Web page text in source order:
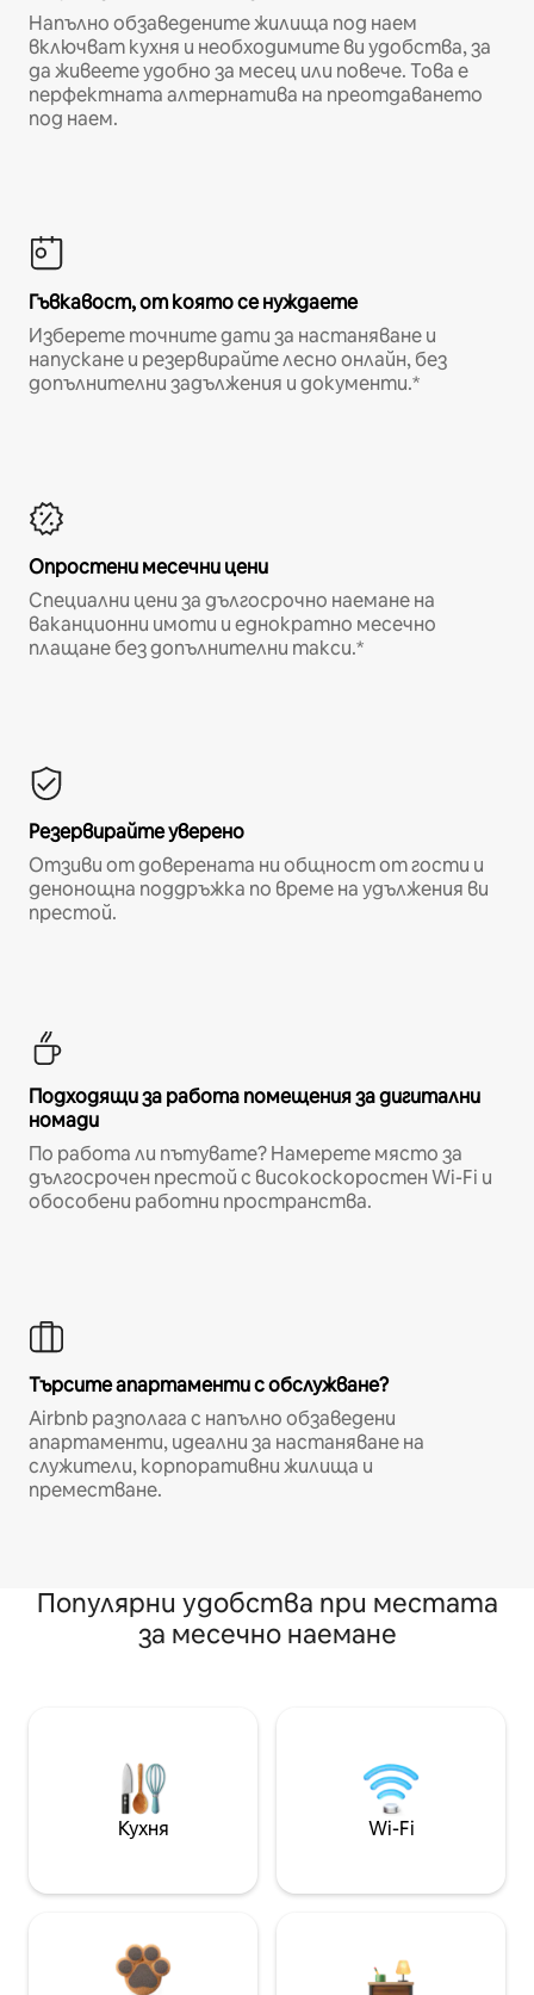
Напълно обзаведените жилища под наем
включват кухня и необходимите ви удобства, за
да живеете удобно за месец или повече. Това е
перфектната алтернатива на преотдаването
под наем.
Гъвкавост, от която се нуждаете
Изберете точните дати за настаняване и
напускане и резервирайте лесно онлайн, без
допълнителни задължения и документи.*
Опростени месечни цени
Специални цени за дългосрочно наемане на
ваканционни имоти и еднократно месечно
плащане без допълнителни такси.*
Резервирайте уверено
Отзиви от доверената ни общност от гости и
денонощна поддръжка по време на удължения ви
престой.
Подходящи за работа помещения за дигитални
номади
По работа ли пътувате? Намерете място за
дългосрочен престой с високоскоростен Wi-Fi и
обособени работни пространства.
Търсите апартаменти с обслужване?
Airbnb разполага с напълно обзаведени
апартаменти, идеални за настаняване на
служители, корпоративни жилища и
преместване.
Популярни удобства при местата
за месечно наемане
Кухня Wi-Fi